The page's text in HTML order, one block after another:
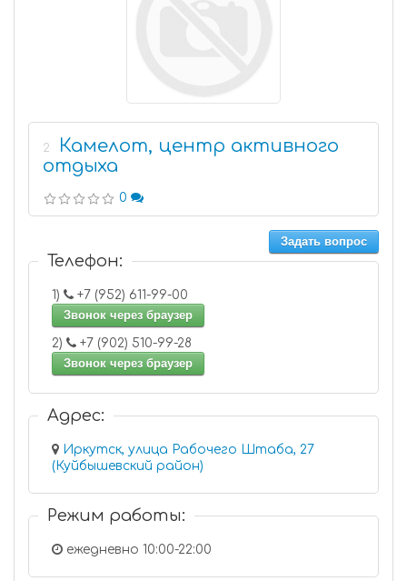
2
Камелот, центр активного
отдыха
0
Задать вопрос
Телефон:
1)
+7 (952) 611-99-00
Звонок через браузер
2)
+7 (902) 510-99-28
Звонок через браузер
Адрес:
Иркутск, улица Рабочего Штаба, 27
(Куйбышевский район)
Режим работы:
ежедневно 10:00-22:00